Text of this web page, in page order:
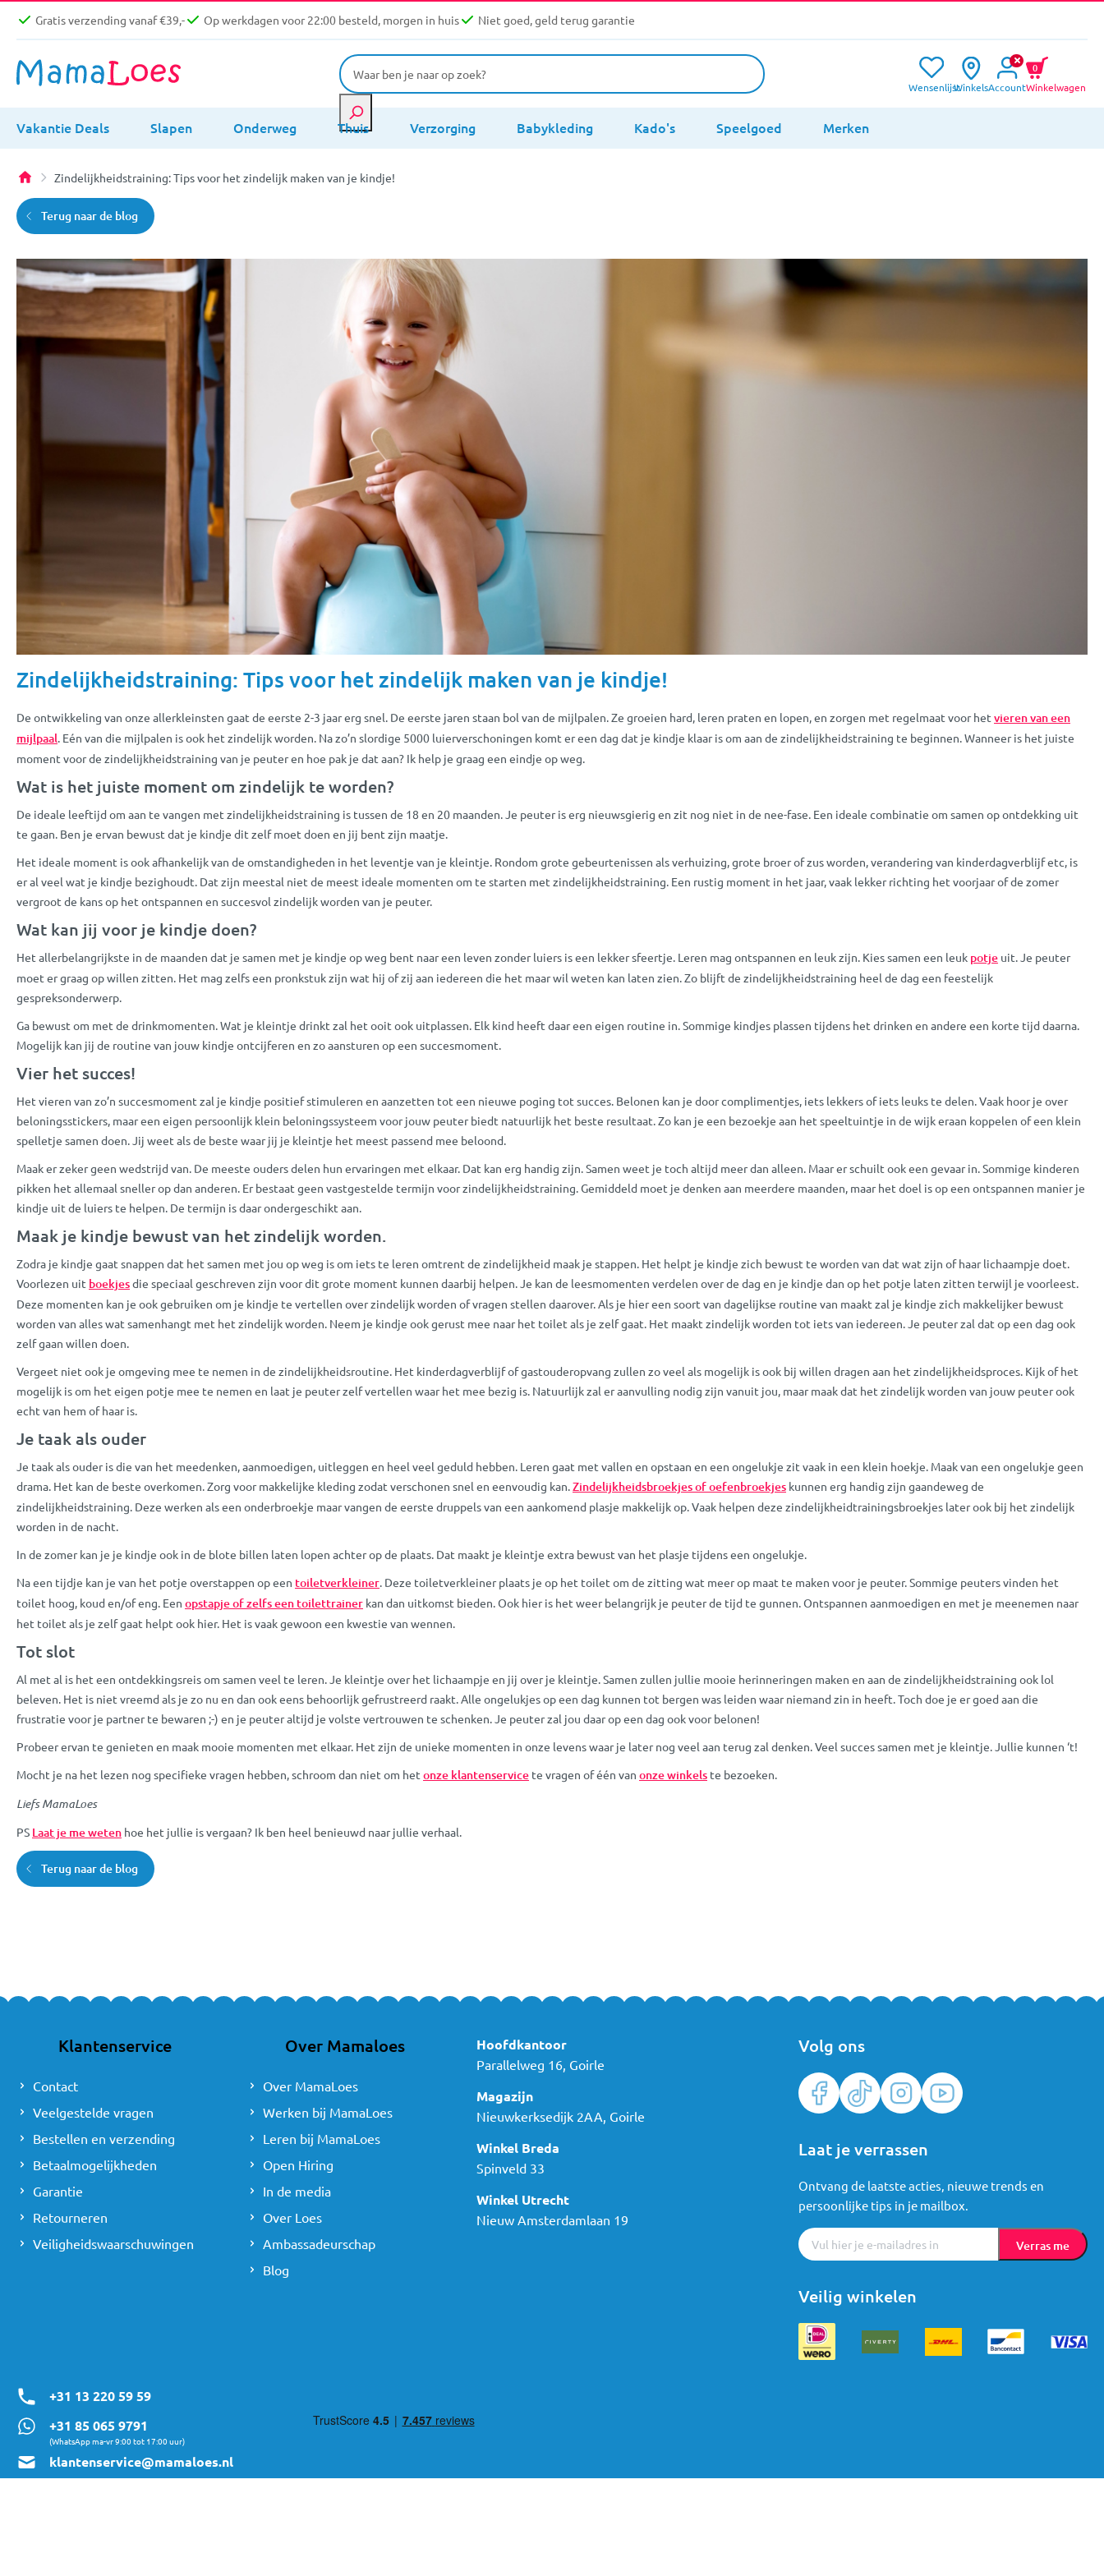
Gratis verzending vanaf €39,- Op werkdagen voor 22:00 besteld, morgen in huis Niet goed, geld terug garantie
WensenlijstWinkelsAccountWinkelwagen
0
Vakantie Deals Slapen Onderweg Thuis Verzorging Babykleding Kado's Speelgoed Merken
Zindelijkheidstraining: Tips voor het zindelijk maken van je kindje!
Terug naar de blog
Zindelijkheidstraining: Tips voor het zindelijk maken van je kindje!
De ontwikkeling van onze allerkleinsten gaat de eerste 2-3 jaar erg snel. De eerste jaren staan bol van de mijlpalen. Ze groeien hard, leren praten en lopen, en zorgen met regelmaat voor het vieren van een
mijlpaal. Eén van die mijlpalen is ook het zindelijk worden. Na zo’n slordige 5000 luierverschoningen komt er een dag dat je kindje klaar is om aan de zindelijkheidstraining te beginnen. Wanneer is het juiste
moment voor de zindelijkheidstraining van je peuter en hoe pak je dat aan? Ik help je graag een eindje op weg.
Wat is het juiste moment om zindelijk te worden?
De ideale leeftijd om aan te vangen met zindelijkheidstraining is tussen de 18 en 20 maanden. Je peuter is erg nieuwsgierig en zit nog niet in de nee-fase. Een ideale combinatie om samen op ontdekking uit
te gaan. Ben je ervan bewust dat je kindje dit zelf moet doen en jij bent zijn maatje.
Het ideale moment is ook afhankelijk van de omstandigheden in het leventje van je kleintje. Rondom grote gebeurtenissen als verhuizing, grote broer of zus worden, verandering van kinderdagverblijf etc, is
er al veel wat je kindje bezighoudt. Dat zijn meestal niet de meest ideale momenten om te starten met zindelijkheidstraining. Een rustig moment in het jaar, vaak lekker richting het voorjaar of de zomer
vergroot de kans op het ontspannen en succesvol zindelijk worden van je peuter.
Wat kan jij voor je kindje doen?
Het allerbelangrijkste in de maanden dat je samen met je kindje op weg bent naar een leven zonder luiers is een lekker sfeertje. Leren mag ontspannen en leuk zijn. Kies samen een leuk potje uit. Je peuter
moet er graag op willen zitten. Het mag zelfs een pronkstuk zijn wat hij of zij aan iedereen die het maar wil weten kan laten zien. Zo blijft de zindelijkheidstraining heel de dag een feestelijk
gespreksonderwerp.
Ga bewust om met de drinkmomenten. Wat je kleintje drinkt zal het ooit ook uitplassen. Elk kind heeft daar een eigen routine in. Sommige kindjes plassen tijdens het drinken en andere een korte tijd daarna.
Mogelijk kan jij de routine van jouw kindje ontcijferen en zo aansturen op een succesmoment.
Vier het succes!
Het vieren van zo’n succesmoment zal je kindje positief stimuleren en aanzetten tot een nieuwe poging tot succes. Belonen kan je door complimentjes, iets lekkers of iets leuks te delen. Vaak hoor je over
beloningsstickers, maar een eigen persoonlijk klein beloningssysteem voor jouw peuter biedt natuurlijk het beste resultaat. Zo kan je een bezoekje aan het speeltuintje in de wijk eraan koppelen of een klein
spelletje samen doen. Jij weet als de beste waar jij je kleintje het meest passend mee beloond.
Maak er zeker geen wedstrijd van. De meeste ouders delen hun ervaringen met elkaar. Dat kan erg handig zijn. Samen weet je toch altijd meer dan alleen. Maar er schuilt ook een gevaar in. Sommige kinderen
pikken het allemaal sneller op dan anderen. Er bestaat geen vastgestelde termijn voor zindelijkheidstraining. Gemiddeld moet je denken aan meerdere maanden, maar het doel is op een ontspannen manier je
kindje uit de luiers te helpen. De termijn is daar ondergeschikt aan.
Maak je kindje bewust van het zindelijk worden.
Zodra je kindje gaat snappen dat het samen met jou op weg is om iets te leren omtrent de zindelijkheid maak je stappen. Het helpt je kindje zich bewust te worden van dat wat zijn of haar lichaampje doet.
Voorlezen uit boekjesdie speciaal geschreven zijn voor dit grote moment kunnen daarbij helpen. Je kan de leesmomenten verdelen over de dag en je kindje dan op het potje laten zitten terwijl je voorleest.
Deze momenten kan je ook gebruiken om je kindje te vertellen over zindelijk worden of vragen stellen daarover. Als je hier een soort van dagelijkse routine van maakt zal je kindje zich makkelijker bewust
worden van alles wat samenhangt met het zindelijk worden. Neem je kindje ook gerust mee naar het toilet als je zelf gaat. Het maakt zindelijk worden tot iets van iedereen. Je peuter zal dat op een dag ook
zelf gaan willen doen.
Vergeet niet ook je omgeving mee te nemen in de zindelijkheidsroutine. Het kinderdagverblijf of gastouderopvang zullen zo veel als mogelijk is ook bij willen dragen aan het zindelijkheidsproces. Kijk of het
mogelijk is om het eigen potje mee te nemen en laat je peuter zelf vertellen waar het mee bezig is. Natuurlijk zal er aanvulling nodig zijn vanuit jou, maar maak dat het zindelijk worden van jouw peuter ook
echt van hem of haar is.
Je taak als ouder
Je taak als ouder is die van het meedenken, aanmoedigen, uitleggen en heel veel geduld hebben. Leren gaat met vallen en opstaan en een ongelukje zit vaak in een klein hoekje. Maak van een ongelukje geen
drama. Het kan de beste overkomen. Zorg voor makkelijke kleding zodat verschonen snel en eenvoudig kan.Zindelijkheidsbroekjes of oefenbroekjes kunnen erg handig zijn gaandeweg de
zindelijkheidstraining. Deze werken als een onderbroekje maar vangen de eerste druppels van een aankomend plasje makkelijk op. Vaak helpen deze zindelijkheidtrainingsbroekjes later ook bij het zindelijk
worden in de nacht.
In de zomer kan je je kindje ook in de blote billen laten lopen achter op de plaats. Dat maakt je kleintje extra bewust van het plasje tijdens een ongelukje.
Na een tijdje kan je van het potje overstappen op een toiletverkleiner. Deze toiletverkleiner plaats je op het toilet om de zitting wat meer op maat te maken voor je peuter. Sommige peuters vinden het
toilet hoog, koud en/of eng. Een opstapje of zelfs een toilettrainer kan dan uitkomst bieden. Ook hier is het weer belangrijk je peuter de tijd te gunnen. Ontspannen aanmoedigen en met je meenemen naar
het toilet als je zelf gaat helpt ook hier. Het is vaak gewoon een kwestie van wennen.
Tot slot
Al met al is het een ontdekkingsreis om samen veel te leren. Je kleintje over het lichaampje en jij over je kleintje. Samen zullen jullie mooie herinneringen maken en aan de zindelijkheidstraining ook lol
beleven. Het is niet vreemd als je zo nu en dan ook eens behoorlijk gefrustreerd raakt. Alle ongelukjes op een dag kunnen tot bergen was leiden waar niemand zin in heeft. Toch doe je er goed aan die
frustratie voor je partner te bewaren ;-) en je peuter altijd je volste vertrouwen te schenken. Je peuter zal jou daar op een dag ook voor belonen!
Probeer ervan te genieten en maak mooie momenten met elkaar. Het zijn de unieke momenten in onze levens waar je later nog veel aan terug zal denken. Veel succes samen met je kleintje. Jullie kunnen ‘t!
Mocht je na het lezen nog specifieke vragen hebben, schroom dan niet om het onze klantenservice te vragen of één van onze winkels te bezoeken.
Liefs MamaLoes
PS Laat je me weten hoe het jullie is vergaan? Ik ben heel benieuwd naar jullie verhaal.
Terug naar de blog
Klantenservice
Contact
Veelgestelde vragen
Bestellen en verzending
Betaalmogelijkheden
Garantie
Retourneren
Veiligheidswaarschuwingen
Over Mamaloes
Over MamaLoes
Werken bij MamaLoes
Leren bij MamaLoes
Open Hiring
In de media
Over Loes
Ambassadeurschap
Blog
Hoofdkantoor
Parallelweg 16, Goirle
Magazijn
Nieuwkerksedijk 2AA, Goirle
Winkel Breda
Spinveld 33
Winkel Utrecht
Nieuw Amsterdamlaan 19
Volg ons
Veilig winkelen
Laat je verrassen
Ontvang de laatste acties, nieuwe trends en
persoonlijke tips in je mailbox.
Verras me
+31 13 220 59 59
+31 85 065 9791
(WhatsApp ma-vr 9:00 tot 17:00 uur)
klantenservice@mamaloes.nl